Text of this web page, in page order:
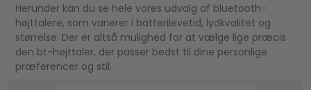
Herunder kan du se hele vores udvalg af bluetooth-
højttalere, som varierer i batterilevetid, lydkvalitet og
størrelse. Der er altså mulighed for at vælge lige præcis
den bt-højttaler, der passer bedst til dine personlige
præferencer og stil.